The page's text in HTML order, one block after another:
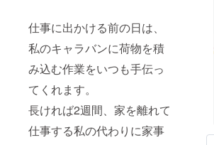
仕事に出かける前の日は、
私のキャラバンに荷物を積
み込む作業をいつも手伝っ
てくれます。
長ければ2週間、家を離れて
仕事する私の代わりに家事